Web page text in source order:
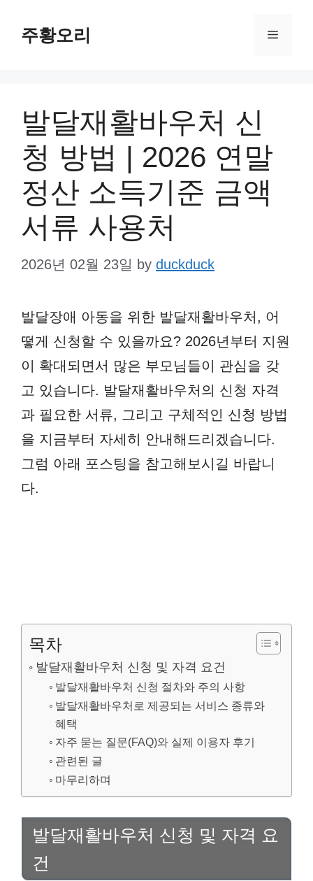
주황오리 Menu
발달재활바우처 신
청 방법 | 2026 연말
정산 소득기준 금액
서류 사용처
2026년 02월 23일 by duckduck
발달장애 아동을 위한 발달재활바우처, 어
떻게 신청할 수 있을까요? 2026년부터 지원
이 확대되면서 많은 부모님들이 관심을 갖
고 있습니다. 발달재활바우처의 신청 자격
과 필요한 서류, 그리고 구체적인 신청 방법
을 지금부터 자세히 안내해드리겠습니다.
그럼 아래 포스팅을 참고해보시길 바랍니
다.
목차
발달재활바우처 신청 및 자격 요건
발달재활바우처 신청 절차와 주의 사항
발달재활바우처로 제공되는 서비스 종류와
혜택
자주 묻는 질문(FAQ)와 실제 이용자 후기
관련된 글
마무리하며
발달재활바우처 신청 및 자격 요
건